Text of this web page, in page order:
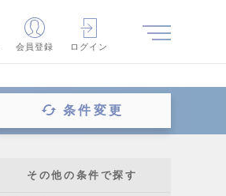
会員登録 ログイン
条件変更
その他の条件で探す